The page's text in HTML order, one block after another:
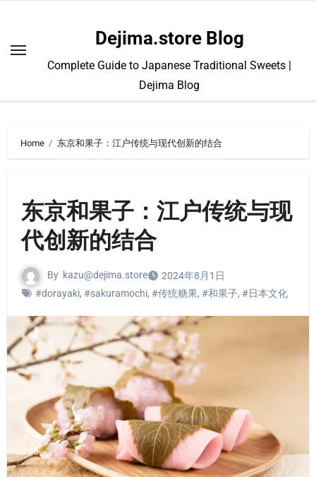
content
Dejima.store Blog
Complete Guide to Japanese Traditional Sweets |
Dejima Blog
Home 东京和果子：江户传统与现代创新的结合
东京和果子：江户传统与现
代创新的结合
By kazu@dejima.store
2024年8月1日
#dorayaki, #sakuramochi, #传统糖果, #和果子, #日本文化